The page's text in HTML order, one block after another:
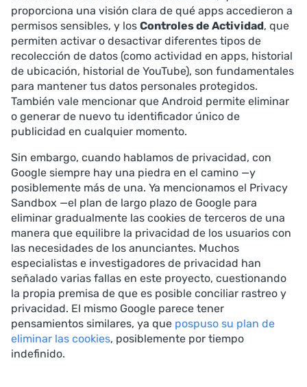
proporciona una visión clara de qué apps accedieron a
permisos sensibles, y los Controles de Actividad, que
permiten activar o desactivar diferentes tipos de
recolección de datos (como actividad en apps, historial
de ubicación, historial de YouTube), son fundamentales
para mantener tus datos personales protegidos.
También vale mencionar que Android permite eliminar
o generar de nuevo tu identificador único de
publicidad en cualquier momento.
Sin embargo, cuando hablamos de privacidad, con
Google siempre hay una piedra en el camino —y
posiblemente más de una. Ya mencionamos el Privacy
Sandbox —el plan de largo plazo de Google para
eliminar gradualmente las cookies de terceros de una
manera que equilibre la privacidad de los usuarios con
las necesidades de los anunciantes. Muchos
especialistas e investigadores de privacidad han
señalado varias fallas en este proyecto, cuestionando
la propia premisa de que es posible conciliar rastreo y
privacidad. El mismo Google parece tener
pensamientos similares, ya que pospuso su plan de
eliminar las cookies, posiblemente por tiempo
indefinido.